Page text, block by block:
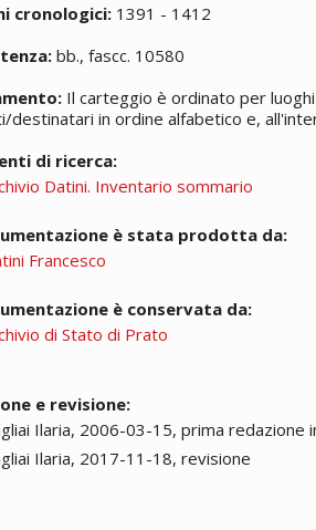
cronologici: 1391 - 1412
bb., fascc. 10580
Il carteggio è ordinato per
destinatari in ordine alfabetico e,
di ricerca:
Datini. Inventario sommario
è stata prodotta da:
Francesco
è conservata da:
di Stato di Prato
e revisione:
Ilaria, 2006-03-15, prima redazione
Ilaria, 2017-11-18, revisione